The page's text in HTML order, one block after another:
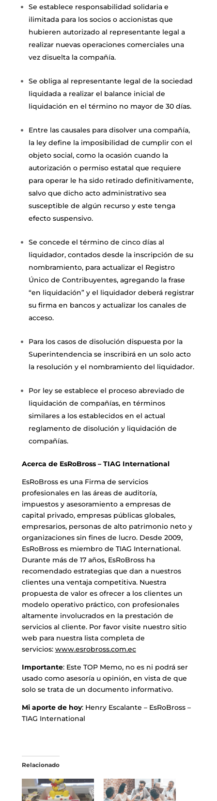
Se establece responsabilidad solidaria e
ilimitada para los socios o accionistas que
hubieren autorizado al representante legal a
realizar nuevas operaciones comerciales una
vez disuelta la compañía.
Se obliga al representante legal de la sociedad
liquidada a realizar el balance inicial de
liquidación en el término no mayor de 30 días.
Entre las causales para disolver una compañía,
la ley define la imposibilidad de cumplir con el
objeto social, como la ocasión cuando la
autorización o permiso estatal que requiere
para operar le ha sido retirado definitivamente,
salvo que dicho acto administrativo sea
susceptible de algún recurso y este tenga
efecto suspensivo.
Se concede el término de cinco días al
liquidador, contados desde la inscripción de su
nombramiento, para actualizar el Registro
Único de Contribuyentes, agregando la frase
“en liquidación” y el liquidador deberá registrar
su firma en bancos y actualizar los canales de
acceso.
Para los casos de disolución dispuesta por la
Superintendencia se inscribirá en un solo acto
la resolución y el nombramiento del liquidador.
Por ley se establece el proceso abreviado de
liquidación de compañías, en términos
similares a los establecidos en el actual
reglamento de disolución y liquidación de
compañías.
Acerca de EsRoBross – TIAG International
EsRoBross es una Firma de servicios
profesionales en las áreas de auditoría,
impuestos y asesoramiento a empresas de
capital privado, empresas públicas globales,
empresarios, personas de alto patrimonio neto y
organizaciones sin fines de lucro. Desde 2009,
EsRoBross es miembro de TIAG International.
Durante más de 17 años, EsRoBross ha
recomendado estrategias que dan a nuestros
clientes una ventaja competitiva. Nuestra
propuesta de valor es ofrecer a los clientes un
modelo operativo práctico, con profesionales
altamente involucrados en la prestación de
servicios al cliente. Por favor visite nuestro sitio
web para nuestra lista completa de
servicios: www.esrobross.com.ec
Importante: Este TOP Memo, no es ni podrá ser
usado como asesoría u opinión, en vista de que
solo se trata de un documento informativo.
Mi aporte de hoy: Henry Escalante – EsRoBross –
TIAG International
Relacionado